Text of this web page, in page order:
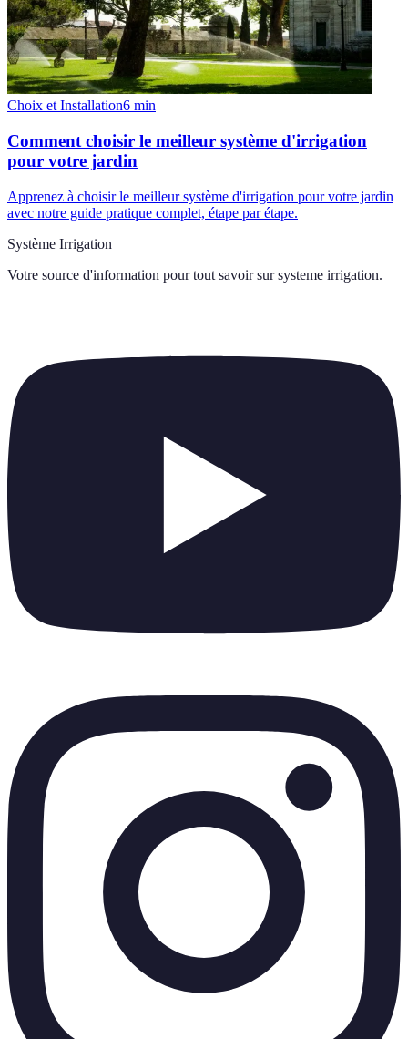
Choix et Installation6 min
Comment choisir le meilleur système d'irrigation
pour votre jardin
Apprenez à choisir le meilleur système d'irrigation pour votre jardin
avec notre guide pratique complet, étape par étape.
Système Irrigation
Votre source d'information pour tout savoir sur systeme irrigation.